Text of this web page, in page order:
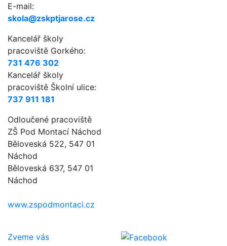
E-mail:
skola@zskptjarose.cz
Kancelář školy
pracoviště Gorkého:
731 476 302
Kancelář školy
pracoviště Školní ulice:
737 911 181
Odloučené pracoviště
ZŠ Pod Montací Náchod
Běloveská 522, 547 01
Náchod
Běloveská 637, 547 01
Náchod
www.zspodmontaci.cz
Zveme vás